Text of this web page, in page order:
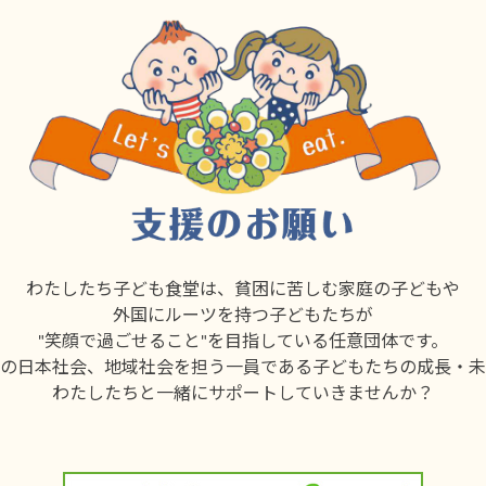
わたしたち子ども食堂は、貧困に苦しむ家庭の子どもや
外国にルーツを持つ子どもたちが
"笑顔で過ごせること"を目指している任意団体です。
日本社会、地域社会を担う一員である子どもたちの成長・
わたしたちと一緒にサポートしていきませんか？